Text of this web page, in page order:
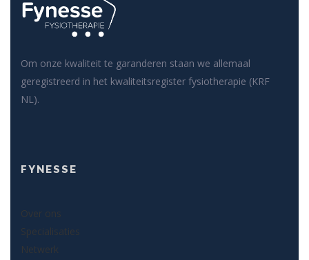
Om onze kwaliteit te garanderen staan we allemaal
geregistreerd in het kwaliteitsregister fysiotherapie (KRF
NL).
FYNESSE
Over ons
Specialisaties
Netwerk